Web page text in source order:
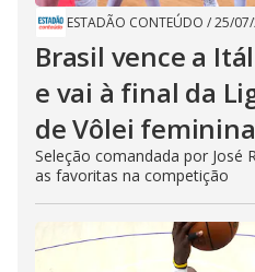
ESTADÃO CONTEÚDO /25/
Brasil vence a
e vai à final da
de Vôlei feminina
Seleção comandada por José
as favoritas na competição